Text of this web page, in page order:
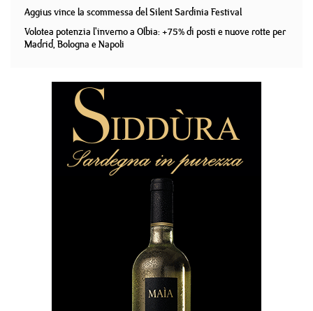
Aggius vince la scommessa del Silent Sardinia Festival
Volotea potenzia l'inverno a Olbia: +75% di posti e nuove rotte per
Madrid, Bologna e Napoli